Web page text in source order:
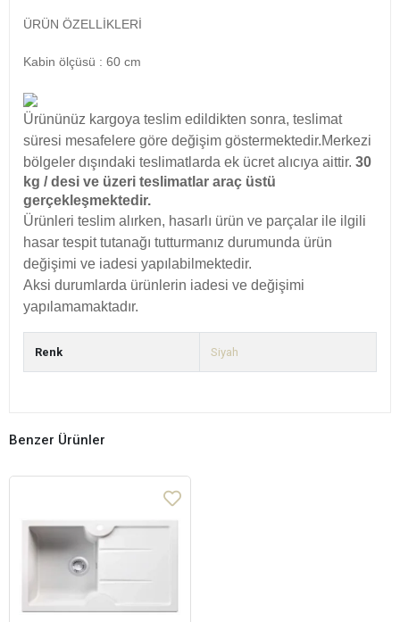
ÜRÜN ÖZELLİKLERİ
Kabin ölçüsü : 60 cm
Ürününüz kargoya teslim edildikten sonra, teslimat
süresi mesafelere göre değişim göstermektedir.Merkezi
bölgeler dışındaki teslimatlarda ek ücret alıcıya aittir. 30
kg / desi ve üzeri teslimatlar araç üstü
gerçekleşmektedir.
Ürünleri teslim alırken, hasarlı ürün ve parçalar ile ilgili
hasar tespit tutanağı tutturmanız durumunda ürün
değişimi ve iadesi yapılabilmektedir.
Aksi durumlarda ürünlerin iadesi ve değişimi
yapılamamaktadır.
Renk Siyah
Benzer Ürünler